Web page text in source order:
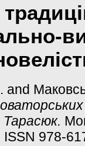
and
Тарасюк.
978-